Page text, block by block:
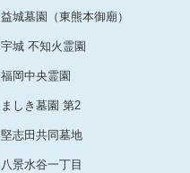
益城墓園（東熊本御廟）
宇城 不知火霊園
福岡中央霊園
ましき墓園 第2
堅志田共同墓地
八景水谷一丁目